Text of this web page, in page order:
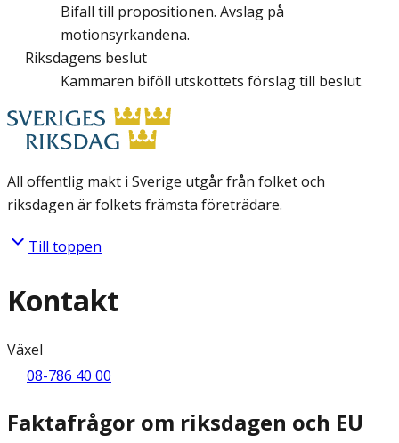
Bifall till propositionen. Avslag på
motionsyrkandena.
Riksdagens beslut
Kammaren biföll utskottets förslag till beslut.
All offentlig makt i Sverige utgår från folket och
riksdagen är folkets främsta företrädare.
Till toppen
Kontakt
Växel
08-786 40 00
Faktafrågor om riksdagen och EU